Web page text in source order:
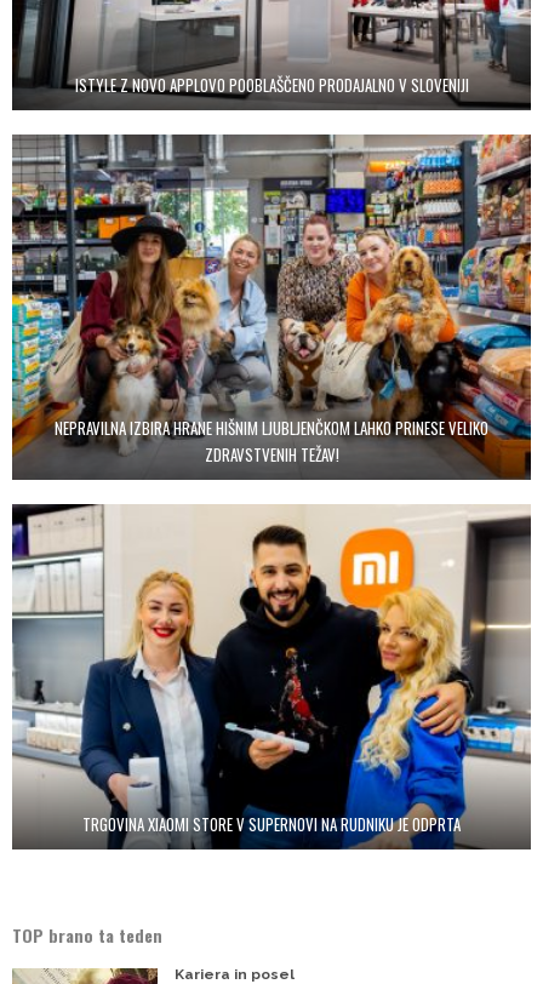
ISTYLE Z NOVO APPLOVO POOBLAŠČENO PRODAJALNO V SLOVENIJI
NEPRAVILNA IZBIRA HRANE HIŠNIM LJUBLJENČKOM LAHKO PRINESE VELIKO
ZDRAVSTVENIH TEŽAV!
TRGOVINA XIAOMI STORE V SUPERNOVI NA RUDNIKU JE ODPRTA
TOP brano ta teden